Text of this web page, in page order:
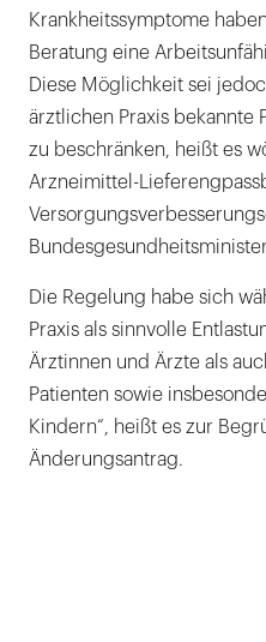
Krankheitssymptome
Beratung eine
Diese Möglichkeit sei
ärztlichen Praxis bekannte
zu beschränken, heißt es
Arzneimittel-
Die Regelung habe sich
Praxis als sinnvolle
Ärztinnen und Ärzte als
Patienten sowie
Kindern“, heißt es zur
Änderungsantrag.